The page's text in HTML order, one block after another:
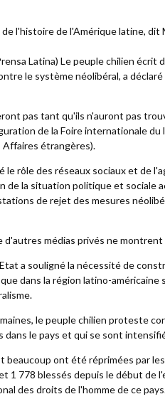
l'histoire de l'Amérique latine, dit
Latina) Le peuple chilien écrit
le système néolibéral, a
pas tant qu'ils n'auront pas
de la Foire internationale du
Affaires étrangères).
le rôle des réseaux sociaux et de
de la situation politique et sociale
de rejet des mesures
d'autres médias privés ne montrent
a souligné la nécessité de
dans la région latino-américaine
le peuple chilien proteste
dans le pays et qui se sont
beaucoup ont été réprimées par
1 778 blessés depuis le début de
des droits de l'homme de ce